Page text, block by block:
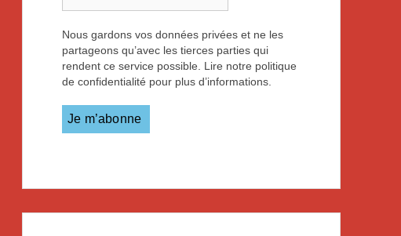
Nous gardons vos données privées et ne les
partageons qu’avec les tierces parties qui
rendent ce service possible. Lire notre politique
de confidentialité pour plus d’informations.